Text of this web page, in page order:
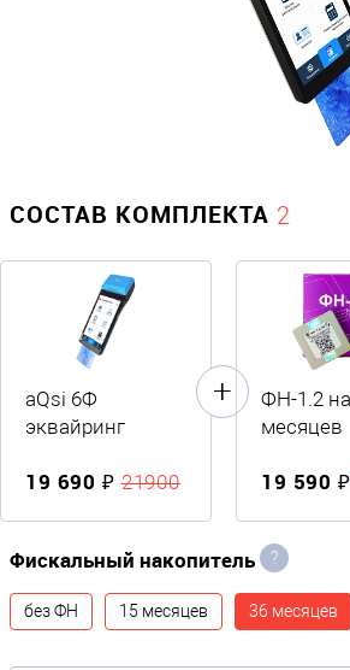
СОСТАВ КОМПЛЕКТА 2
aQsi 6Ф
эквайринг
19 690 ₽21900
ФН-1.2
месяцев
19 590
Фискальный накопитель ?
без ФН 15 месяцев 36 месяцев